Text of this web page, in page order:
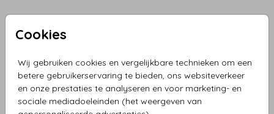
Cookies
Wij gebruiken cookies en vergelijkbare technieken om een
betere gebruikerservaring te bieden, ons websiteverkeer
en onze prestaties te analyseren en voor marketing- en
sociale mediadoeleinden (het weergeven van
21 - Kraft sluitzegel met wit
hartje
Helaas is dit product tijdelijk uitverkocht!
Heb je vragen? Neem dan contact met ons op.